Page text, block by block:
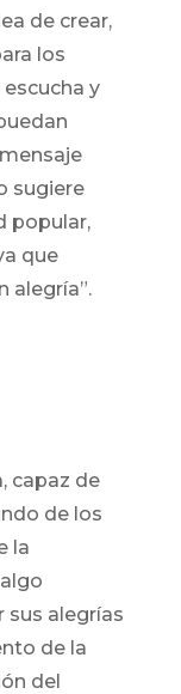
de crear,
los
y
sugiere
popular,
que
alegría”.
capaz de
de los
la
sus alegrías
de la
del